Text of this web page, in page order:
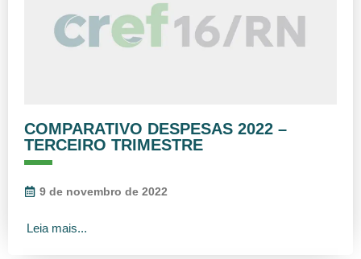
COMPARATIVO DESPESAS 2022 –
TERCEIRO TRIMESTRE
9 de novembro de 2022
Leia mais...